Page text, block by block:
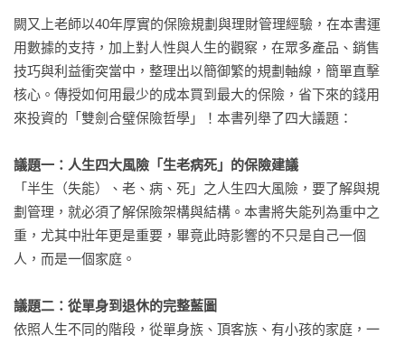
闕又上老師以40年厚實的保險規劃與理財管理經驗，在本書運
用數據的支持，加上對人性與人生的觀察，在眾多產品、銷售
技巧與利益衝突當中，整理出以簡御繁的規劃軸線，簡單直擊
核心。傳授如何用最少的成本買到最大的保險，省下來的錢用
來投資的「雙劍合璧保險哲學」！本書列舉了四大議題：
議題一：人生四大風險「生老病死」的保險建議
「半生（失能）、老、病、死」之人生四大風險，要了解與規
劃管理，就必須了解保險架構與結構。本書將失能列為重中之
重，尤其中壯年更是重要，畢竟此時影響的不只是自己一個
人，而是一個家庭。
議題二：從單身到退休的完整藍圖
依照人生不同的階段，從單身族、頂客族、有小孩的家庭，一